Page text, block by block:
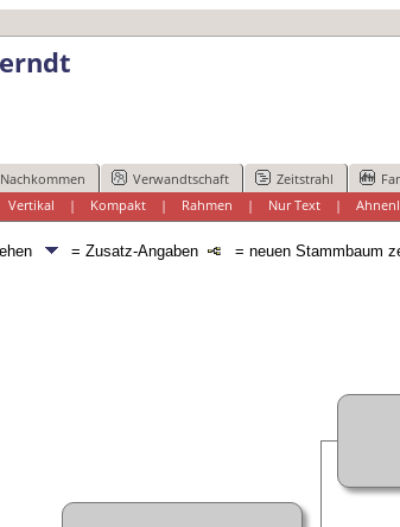
Nachkommen Verwandtschaft Zeitstrahl
Vertikal | Kompakt| Rahmen | Nur Text|
= Zusatz-Angaben = neuen Stammbaum